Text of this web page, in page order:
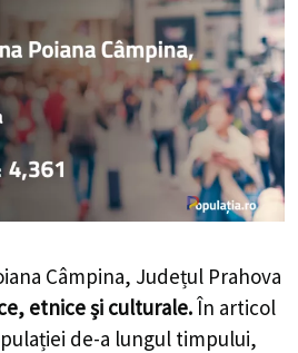
Câmpina, Județul Prahova
etnice și culturale.În articol
de-a lungul timpului,